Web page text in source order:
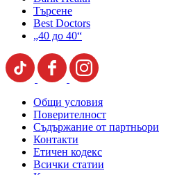
Търсене
Best Doctors
„40 до 40“
Общи условия
Поверителност
Съдържание от партньори
Контакти
Етичен кодекс
Всички статии